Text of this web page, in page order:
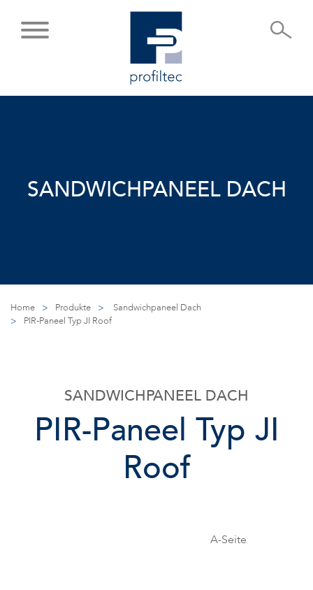
SANDWICHPANEEL DACH
Home > Produkte >
Sandwichpaneel Dach
>
PIR-Paneel Typ JI Roof
PIR-Paneel Typ JI
Roof
SANDWICHPANEEL DACH
A-Seite